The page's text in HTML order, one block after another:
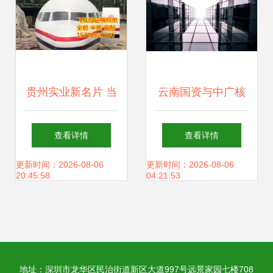
贵州实业新名片 当
飞行梦想碰撞创意
餐饮
查看详情
更新时间：2026-08-06
20:45:58
云南国资与中广核
基金强强联手 400
亿合作协议撬动创
查看详情
更新时间：2026-08-06
04:21:53
地址：深圳市龙华区民治街道新区大道997号远景家园七楼708